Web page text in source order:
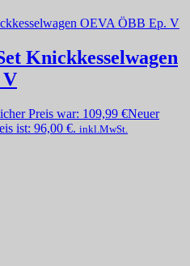
Knickkesselwagen
V
Preis war: 109,99 €Neuer
ist: 96,00 €. inkl.MwSt.